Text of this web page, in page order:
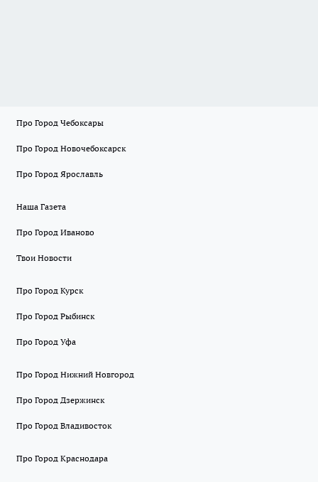
Про Город Чебоксары
Про Город Новочебоксарск
Про Город Ярославль
Наша Газета
Про Город Иваново
Твои Новости
Про Город Курск
Про Город Рыбинск
Про Город Уфа
Про Город Нижний Новгород
Про Город Дзержинск
Про Город Владивосток
Про Город Краснодара